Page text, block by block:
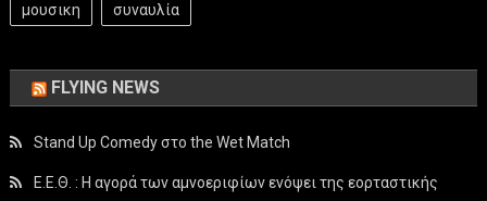
μουσικη συναυλία
FLYING NEWS
Stand Up Comedy στο the Wet Match
Ε.Ε.Θ. : Η αγορά των αμνοεριφίων ενόψει της εορταστικής